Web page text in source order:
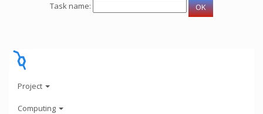
Task name:
Project
Computing